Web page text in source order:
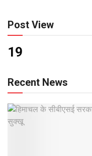
Post View
19
Recent News